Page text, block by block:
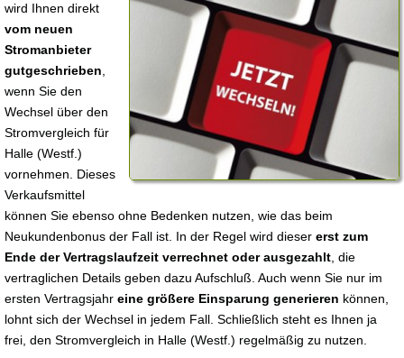
wird Ihnen direkt
vom neuen
Stromanbieter
gutgeschrieben
wenn Sie den
Wechsel über den
Stromvergleich für
Halle (Westf.)
vornehmen. Dieses
Verkaufsmittel
können Sie ebenso ohne Bedenken nutzen, wie das beim
Neukundenbonus der Fall ist. In der Regel wird dieser erst zum
Ende der Vertragslaufzeit verrechnet oder ausgezahlt , die
vertraglichen Details geben dazu Aufschluß. Auch wenn Sie nur im
ersten Vertragsjahr eine größere Einsparung generieren können,
lohnt sich der Wechsel in jedem Fall. Schließlich steht es Ihnen ja
frei, den Stromvergleich in Halle (Westf.) regelmäßig zu nutzen.